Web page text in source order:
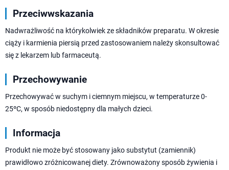
Przeciwwskazania
Nadwrażliwość na którykolwiek ze składników preparatu. W okresie
ciąży i karmienia piersią przed zastosowaniem należy skonsultować
się z lekarzem lub farmaceutą.
Przechowywanie
Przechowywać w suchym i ciemnym miejscu, w temperaturze 0-
25ºC, w sposób niedostępny dla małych dzieci.
Informacja
Produkt nie może być stosowany jako substytut (zamiennik)
prawidłowo zróżnicowanej diety. Zrównoważony sposób żywienia i